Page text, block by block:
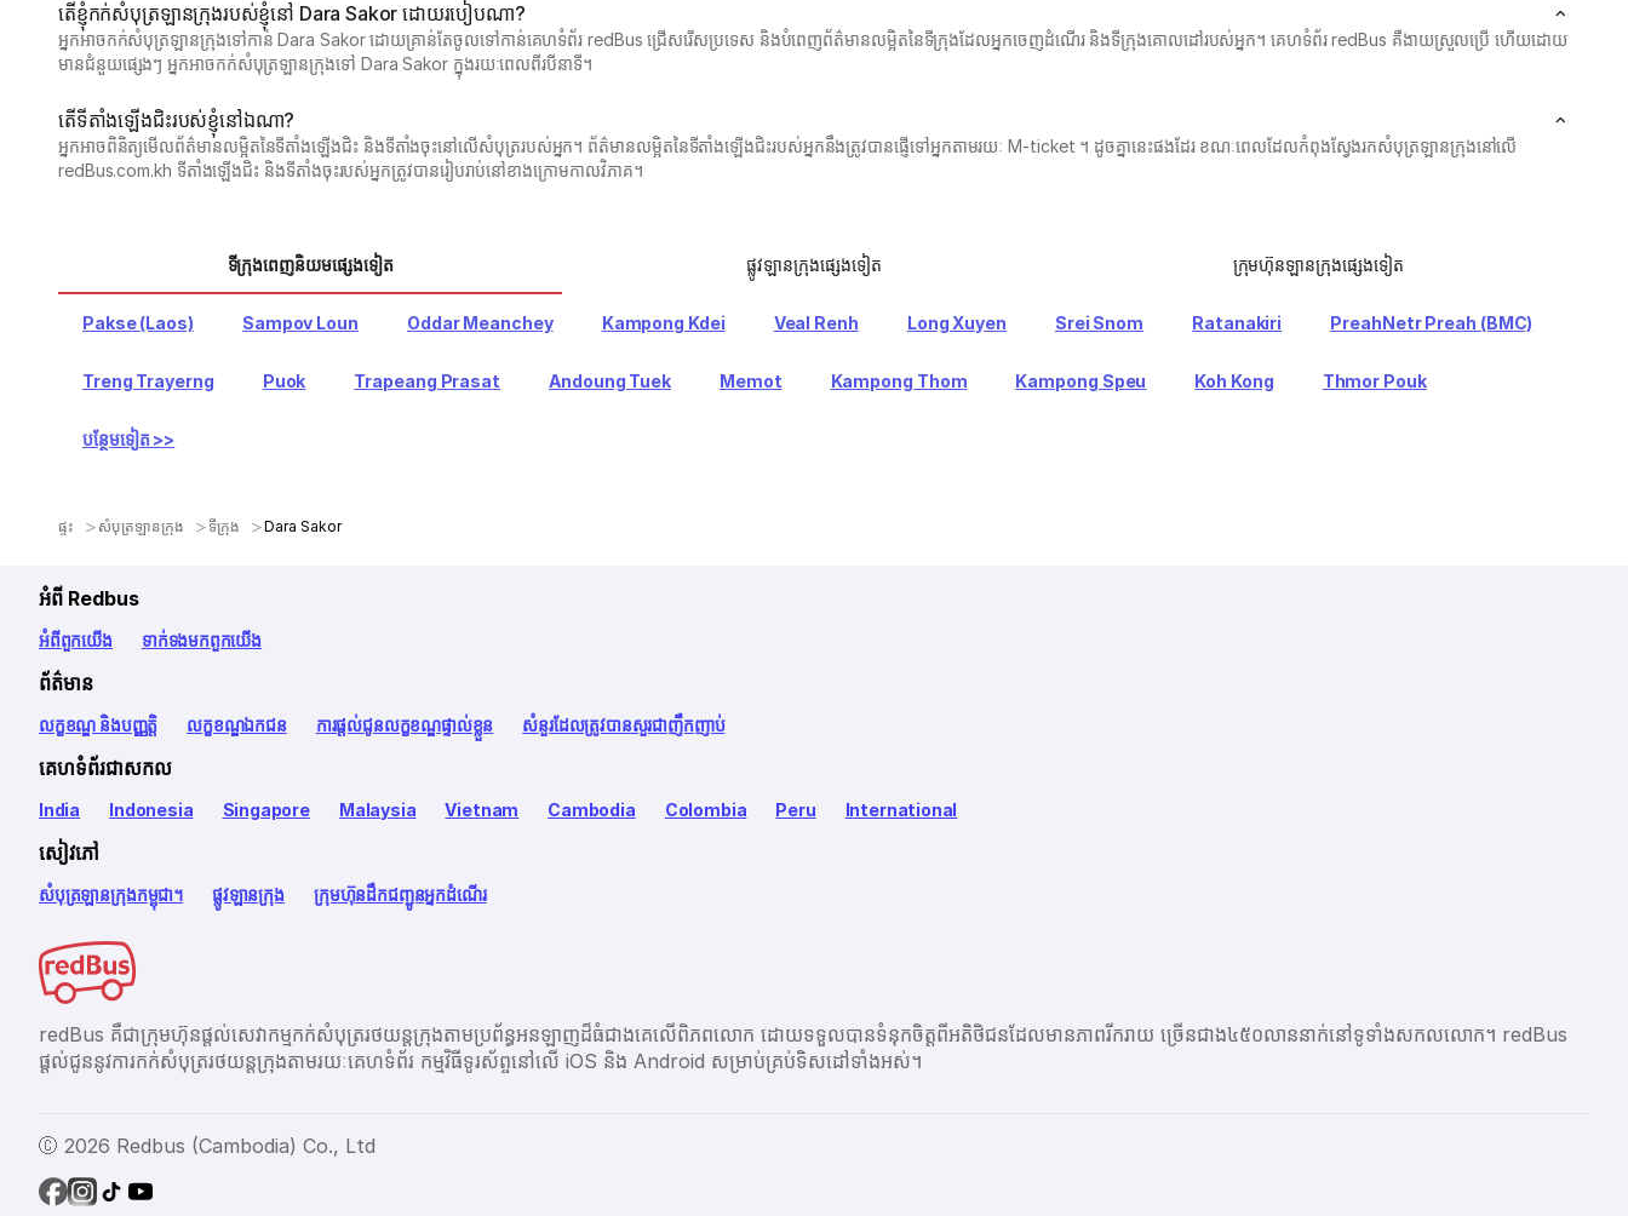
តើខ្ញុំកក់សំបុត្រឡានក្រុងរបស់ខ្ញុំនៅ Dara Sakor ដោយរបៀបណា?
អ្នកអាចកក់សំបុត្រឡានក្រុងទៅកាន់ Dara Sakor ដោយគ្រាន់តែចូលទៅកាន់គេហទំព័រ redBus ជ្រើសរើសប្រទេស និងបំពេញព័ត៌មានលម្អិតនៃទីក្រុងដែលអ្នកចេញដំណើរ និងទីក្រុងគោលដៅរបស់អ្នក។ គេហទំព័រ redBus គឺងាយស្រួលប្រើ ហើយដោយ
មានជំនួយផ្សេងៗ អ្នកអាចកក់សំបុត្រឡានក្រុងទៅ Dara Sakor ក្នុងរយៈពេលពីរបីនាទី។
តើ​ទីតាំងឡើងជិះ​របស់​ខ្ញុំ​នៅ​ឯណា?
អ្នក​អាច​ពិនិត្យ​មើល​ព័ត៌មាន​លម្អិត​នៃ​ទីតាំងឡើងជិះ និង​ទីតាំងចុះ​នៅលើ​សំបុត្រ​របស់​អ្នក។ ព័ត៌មានលម្អិតនៃទីតាំងឡើងជិះរបស់អ្នកនឹងត្រូវបានផ្ញើទៅអ្នកតាមរយៈ M-ticket ។ ដូចគ្នានេះផងដែរ ខណៈពេលដែលកំពុងស្វែងរកសំបុត្រឡានក្រុងនៅលើ
redBus.com.kh ទីតាំងឡើងជិះ និងទីតាំងចុះរបស់អ្នកត្រូវបានរៀបរាប់នៅខាងក្រោមកាលវិភាគ។
ទីក្រុងពេញនិយមផ្សេងទៀត ផ្លូវឡានក្រុងផ្សេងទៀត ក្រុមហ៊ុនឡានក្រុងផ្សេងទៀត
Pakse (Laos) Sampov Loun Oddar Meanchey Kampong Kdei Veal Renh Long Xuyen Srei Snom Ratanakiri PreahNetr Preah (BMC)
Treng Trayerng Puok Trapeang Prasat Andoung Tuek Memot Kampong Thom Kampong Speu Koh Kong Thmor Pouk
បន្ថែមទៀត >>
ផ្ទះ សំបុត្រឡានក្រុង ទីក្រុង Dara Sakor
អំពី Redbus
អំពី​ពួក​យើង ទាក់ទង​មក​ពួក​យើង
ព័ត៌មាន
លក្ខខណ្ឌ និងបញ្ញត្តិ លក្ខខណ្ឌឯកជន ការផ្តល់ជូនលក្ខខណ្ឌផ្ទាល់ខ្លួន សំនួរដែលត្រូវបានសួរជាញឹកញាប់
គេហទំព័រជាសកល
India Indonesia Singapore Malaysia Vietnam Cambodia Colombia Peru International
សៀវភៅ
សំបុត្រឡានក្រុងកម្ពុជា។ ផ្លូវឡានក្រុង ក្រុមហ៊ុនដឹកជញ្ជូនអ្នកដំណើរ
redBus គឺជាក្រុមហ៊ុនផ្តល់សេវាកម្មកក់សំបុត្ររថយន្តក្រុងតាមប្រព័ន្ធអនឡាញដ៏ធំជាងគេលើពិភពលោក ដោយទទួលបានទំនុកចិត្តពីអតិថិជនដែលមានភាពរីករាយ ច្រើនជាង​៤៥០លាននាក់នៅទូទាំងសកលលោក។ redBus
ផ្ដល់ជូននូវការកក់សំបុត្ររថយន្តក្រុងតាមរយៈគេហទំព័រ កម្មវិធីទូរស័ព្ចនៅលើ iOS និង Android សម្រាប់គ្រប់ទិសដៅទាំងអស់។
Ⓒ 2026 Redbus (Cambodia) Co., Ltd